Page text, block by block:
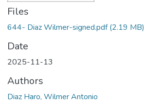
Files
644- Diaz Wilmer-signed.pdf(2.19 MB)
Date
2025-11-13
Authors
Diaz Haro, Wilmer Antonio